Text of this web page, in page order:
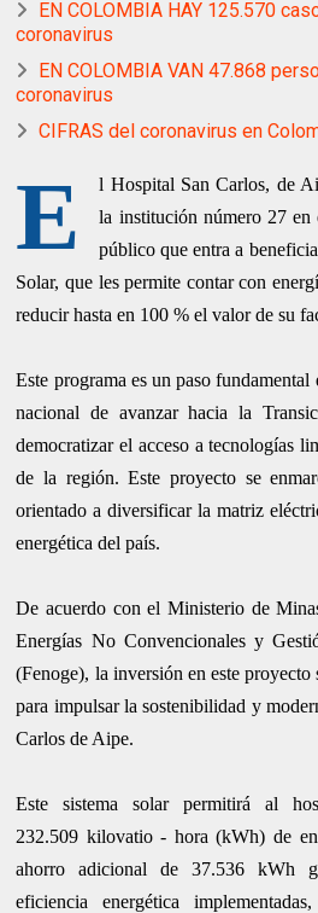
EN COLOMBIA HAY 125.570
coronavirus
EN COLOMBIA VAN 47.868
coronavirus
CIFRAS del coronavirus en
E
l Hospital San Carlos, de
la institución número 27
público que entra a
Solar, que les permite contar con
reducir hasta en 100 % el valor de su
Este programa es un paso
nacional de avanzar hacia la
democratizar el acceso a tecnologías
de la región. Este proyecto se
orientado a diversificar la matriz
energética del país.
De acuerdo con el Ministerio de
Energías No Convencionales y
(Fenoge), la inversión en este
para impulsar la sostenibilidad y
Carlos de Aipe.
Este sistema solar permitirá al
232.509 kilovatio - hora (kWh) de
ahorro adicional de 37.536 kWh
eficiencia energética